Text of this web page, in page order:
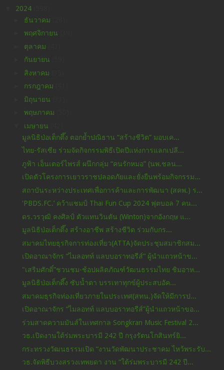
2024
ธันวาคม
พฤศจิกายน
ตุลาคม
กันยายน
สิงหาคม
กรกฎาคม
มิถุนายน
พฤษภาคม
เมษายน
มูลนิธิป่อเต็กตึ๊ง ตอกย้ำปณิธาน “สร้างชีวิต” มอบเค...
ไทย-รัสเซีย ร่วมจัดกิจกรรมพิธีเปิดปีแห่งการแลกเปลี...
ภูฟ้า เอ็นเตอร์ไพรส์ ผนึกกลุ่ม “คนรักหมอ” (นพ.ชลน...
เปิดตัวโครงการเยาวราชปลอดภัยและยั่งยืนพร้อมกิจกรรม...
สถาบันระหว่างประเทศเพื่อการค้าและการพัฒนา (สคพ.) ร...
'PBDS.FC.’ คว้าแชมป์ Thai Fun Cup 2024 ฟุตบอล 7 คน...
ดร.วรวุฒิ คงศิลป์ ตัวแทนวินตัน (Winton)จากอังกฤษ แ...
มูลนิธิป่อเต็กตึ๊ง สร้างอาชีพ สร้างชีวิต ร่วมกับกร...
สมาคมไทยธุรกิจการท่องเที่ยว(ATTA)จัดประชุมสมาชิกสม...
เปิดอาณาจักร “ไมลอทท์ แลบบอราทอรีส์” ผู้นำแถวหน้าข...
"เสริมศักดิ์”ชวนชม-ช้อปผลิตภัณฑ์วัฒนธรรมไทย ชิมอาห...
มูลนิธิป่อเต็กตึ๊ง ซับน้ำตา บรรเทาทุกข์ผู้ประสบอัค...
สมาคมธุรกิจท่องเที่ยวภายในประเทศ(สทน.)จัดให้มีการป...
เปิดอาณาจักร “ไมลอทท์ แลบบอราทอรีส์”ผู้นำแถวหน้าขอ...
ร่วมสาดความมันส์ในเทศกาล Songkran Music Festival 2...
วธ.เปิดงานใต้ร่มพระบารมี 242 ปี กรุงรัตนโกสินทร์ยิ...
กระทรวงวัฒนธรรมเปิด “งานวัดพัฒนาประชาคม ไหว้พระรับ...
วธ.จัดพิธีบวงสรวงเทพยดา งาน “ใต้ร่มพระบารมี 242 ปี...